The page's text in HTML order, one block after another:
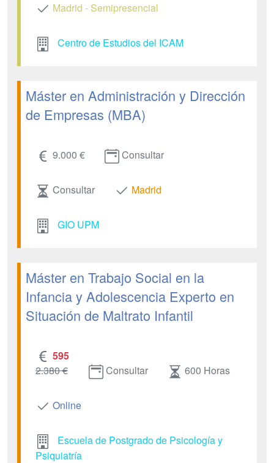
Madrid - Semipresencial
Centro de Estudios del ICAM
Máster en Administración y Dirección
de Empresas (MBA)
9.000 € Consultar
Consultar Madrid
GIO UPM
Máster en Trabajo Social en la
Infancia y Adolescencia Experto en
Situación de Maltrato Infantil
595
2.380 €
Consultar 600 Horas
Online
Escuela de Postgrado de Psicología y
Psiquiatría